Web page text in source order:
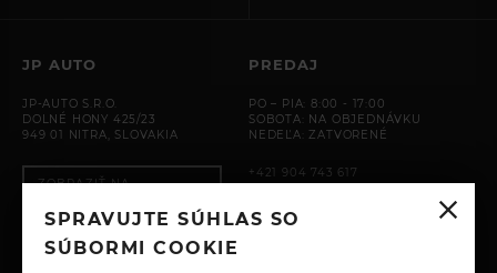
SPRAVUJTE SÚHLAS SO
SÚBORMI COOKIE
JP AUTO
JP-AUTO S.R.O.
DOLNÉ HONY 425/23
949 01 NITRA, SLOVAKIA
ZOBRAZIŤ NA
PREDAJ
PO – PIA: 8:00 - 17:00
SOBOTA: NA OBJEDNÁVKU
NEDEĽA: ZATVORENÉ
+421 904 743 617
PREDAJ@JPAUTO.SK